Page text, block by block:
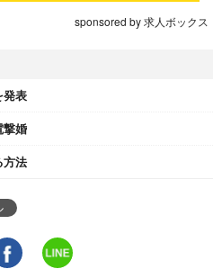
sponsored by 求人ボックス
発表
撃婚
方法